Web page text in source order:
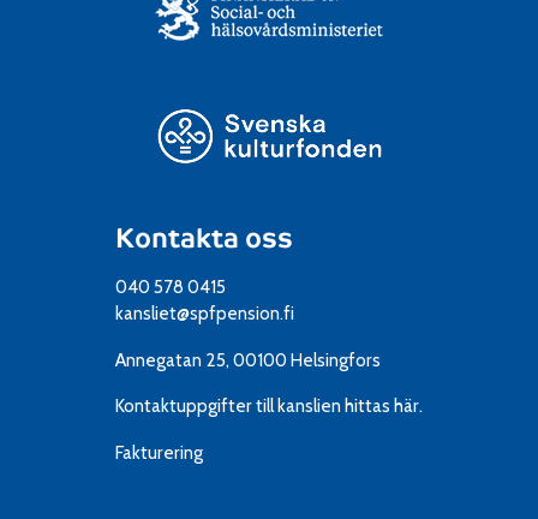
Kontakta oss
040 578 0415
kansliet@spfpension.fi
Annegatan 25, 00100 Helsingfors
Kontaktuppgifter till kanslien hittas här.
Fakturering